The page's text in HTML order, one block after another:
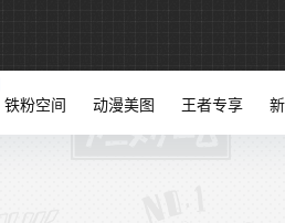
铁粉空间 动漫美图 王者专享